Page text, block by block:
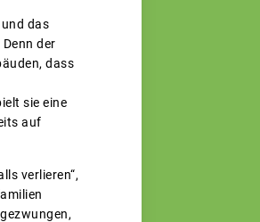
das
der
dass
sie eine
auf
verlieren“,